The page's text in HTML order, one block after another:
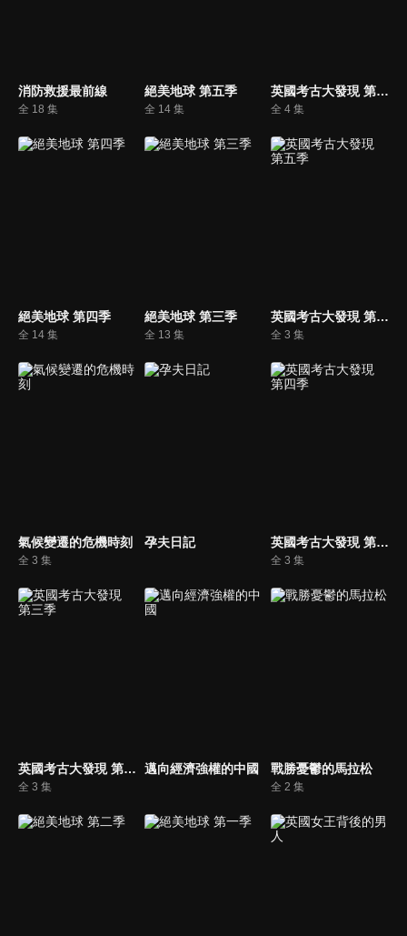
消防救援最前線
全 18 集
絕美地球 第五季
全 14 集
英國考古大發現 第六季
全 4 集
絕美地球 第四季
全 14 集
絕美地球 第三季
全 13 集
英國考古大發現 第五季
全 3 集
氣候變遷的危機時刻
全 3 集
孕夫日記 英國考古大發現 第四季
全 3 集
英國考古大發現 第三季
全 3 集
邁向經濟強權的中國 戰勝憂鬱的馬拉松
全 2 集